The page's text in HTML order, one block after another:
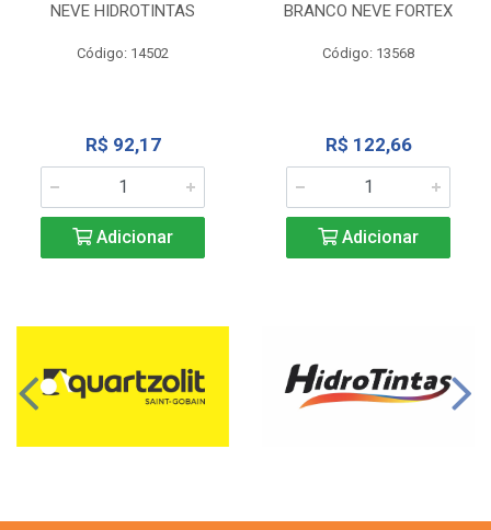
NEVE HIDROTINTAS
Código: 14502
R$ 92,17
Adicionar
BRANCO NEVE FORTEX
Código: 13568
R$ 122,66
Adicionar